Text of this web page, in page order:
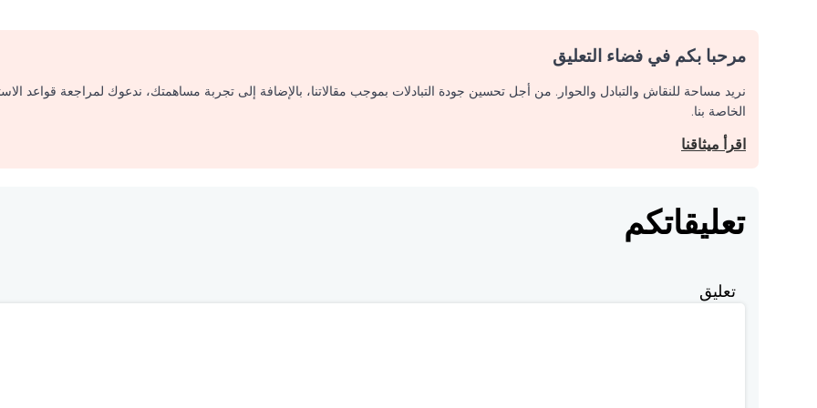
مرحبا بكم في فضاء التعليق
نريد مساحة للنقاش والتبادل والحوار. من أجل تحسين جودة التبادلات بموجب مقالاتنا، بالإضافة إلى تجربة مساهمتك، ندعوك لمراجعة قواعد
الخاصة بنا.
اقرأ ميثاقنا
تعليقاتكم
تعليق